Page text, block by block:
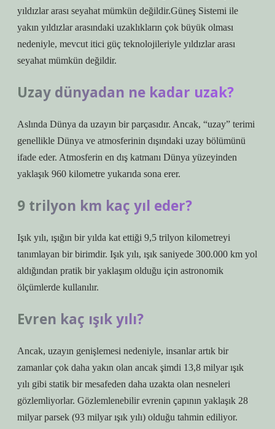
yıldızlar arası seyahat mümkün değildir.Güneş Sistemi ile
yakın yıldızlar arasındaki uzaklıkların çok büyük olması
nedeniyle, mevcut itici güç teknolojileriyle yıldızlar arası
seyahat mümkün değildir.
Uzay dünyadan ne kadar uzak?
Aslında Dünya da uzayın bir parçasıdır. Ancak, “uzay” terimi
genellikle Dünya ve atmosferinin dışındaki uzay bölümünü
ifade eder. Atmosferin en dış katmanı Dünya yüzeyinden
yaklaşık 960 kilometre yukarıda sona erer.
9 trilyon km kaç yıl eder?
Işık yılı, ışığın bir yılda kat ettiği 9,5 trilyon kilometreyi
tanımlayan bir birimdir. Işık yılı, ışık saniyede 300.000 km yol
aldığından pratik bir yaklaşım olduğu için astronomik
ölçümlerde kullanılır.
Evren kaç ışık yılı?
Ancak, uzayın genişlemesi nedeniyle, insanlar artık bir
zamanlar çok daha yakın olan ancak şimdi 13,8 milyar ışık
yılı gibi statik bir mesafeden daha uzakta olan nesneleri
gözlemliyorlar. Gözlemlenebilir evrenin çapının yaklaşık 28
milyar parsek (93 milyar ışık yılı) olduğu tahmin ediliyor.